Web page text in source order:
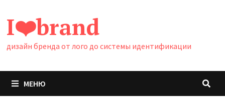
содержимому
I❤️brand
дизайн бренда от лого до системы идентификации
МЕНЮ